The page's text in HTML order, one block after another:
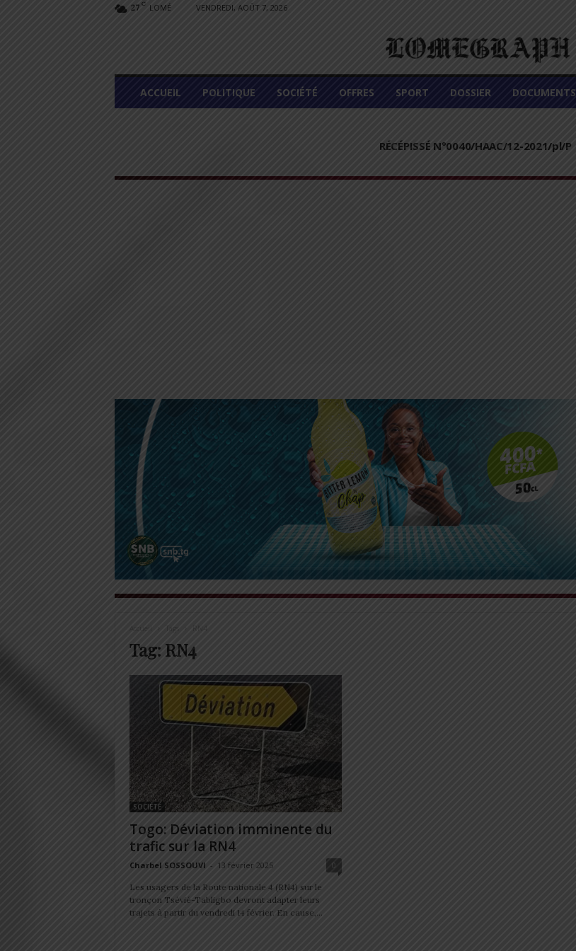
27 C LOMÉ VENDREDI, AOÛT 7, 2026
L
M
ACCUEIL POLITIQUE SOCIÉTÉ OFFRES SPORT DOSSIER DOCUMENTS
RÉCÉPISSÉ N°0040/HAAC/12-2021/pl/P
Accueil Tags
Tag: RN4
SOCIÉTÉ
Togo: Déviation imminente du
trafic sur la RN4
Charbel SOSSOUVI - 13 février 2025 0
Les usagers de la Route nationale 4 (RN4) sur le
tronçon Tsévié-Tabligbo devront adapter leurs
trajets à partir du vendredi 14 février. En cause,...